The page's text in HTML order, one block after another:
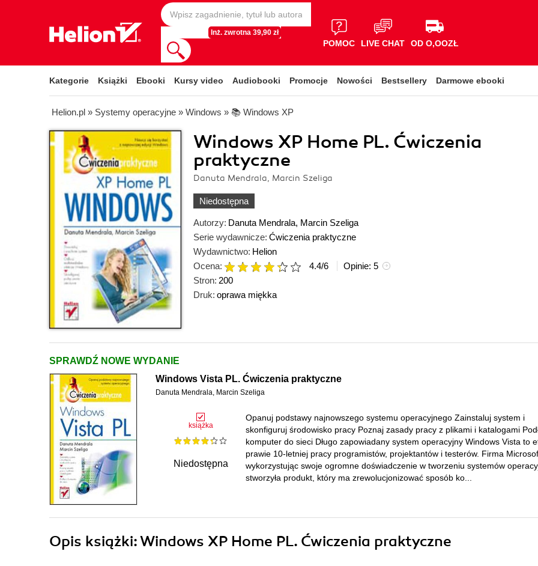
Inż. zwrotna 39,90 zł
POMOC LIVE CHAT OD O,OOZŁ
Kategorie Książki Ebooki Kursy video Audiobooki Promocje Nowości Bestsellery Darmowe ebooki
Helion.pl » Systemy operacyjne » Windows » 📚 Windows XP
Windows XP Home PL. Ćwiczenia
praktyczne
Danuta Mendrala, Marcin Szeliga
Niedostępna
Autorzy: Danuta Mendrala, Marcin Szeliga
Serie wydawnicze: Ćwiczenia praktyczne
Wydawnictwo: Helion
Ocena:
4.4/6 Opinie: 5
Stron: 200
Druk: oprawa miękka
SPRAWDŹ NOWE WYDANIE
Windows Vista PL. Ćwiczenia praktyczne
Danuta Mendrala, Marcin Szeliga
książka
Niedostępna
Opanuj podstawy najnowszego systemu operacyjnego Zainstaluj system i
skonfiguruj środowisko pracy Poznaj zasady pracy z plikami i katalogami
komputer do sieci Długo zapowiadany system operacyjny Windows Vista to
prawie 10-letniej pracy programistów, projektantów i testerów. Firma
wykorzystując swoje ogromne doświadczenie w tworzeniu systemów
stworzyła produkt, który ma zrewolucjonizować sposób ko...
Opis książki: Windows XP Home PL. Ćwiczenia praktyczne